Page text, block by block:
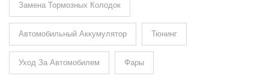
Замена Тормозных Колодок
Автомобильный Аккумулятор Тюнинг
Уход За Автомобилем Фары